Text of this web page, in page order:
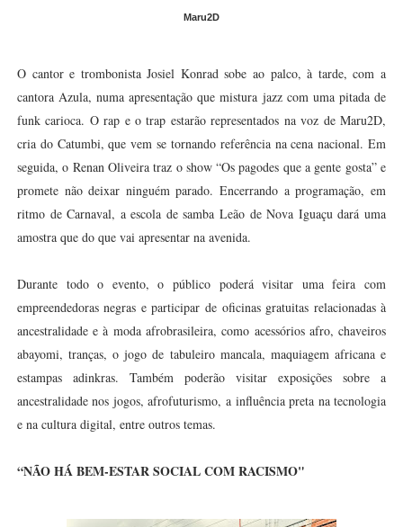
Maru2D
O cantor e trombonista Josiel Konrad sobe ao palco, à tarde, com a
cantora Azula, numa apresentação que mistura jazz com uma pitada de
funk carioca. O rap e o trap estarão representados na voz de Maru2D,
cria do Catumbi, que vem se tornando referência na cena nacional. Em
seguida, o Renan Oliveira traz o show “Os pagodes que a gente gosta” e
promete não deixar ninguém parado. Encerrando a programação, em
ritmo de Carnaval, a escola de samba Leão de Nova Iguaçu dará uma
amostra que do que vai apresentar na avenida.
Durante todo o evento, o público poderá visitar uma feira com
empreendedoras negras e participar de oficinas gratuitas relacionadas à
ancestralidade e à moda afrobrasileira, como acessórios afro, chaveiros
abayomi, tranças, o jogo de tabuleiro mancala, maquiagem africana e
estampas adinkras. Também poderão visitar exposições sobre a
ancestralidade nos jogos, afrofuturismo, a influência preta na tecnologia
e na cultura digital, entre outros temas.
“NÃO HÁ BEM-ESTAR SOCIAL COM RACISMO"